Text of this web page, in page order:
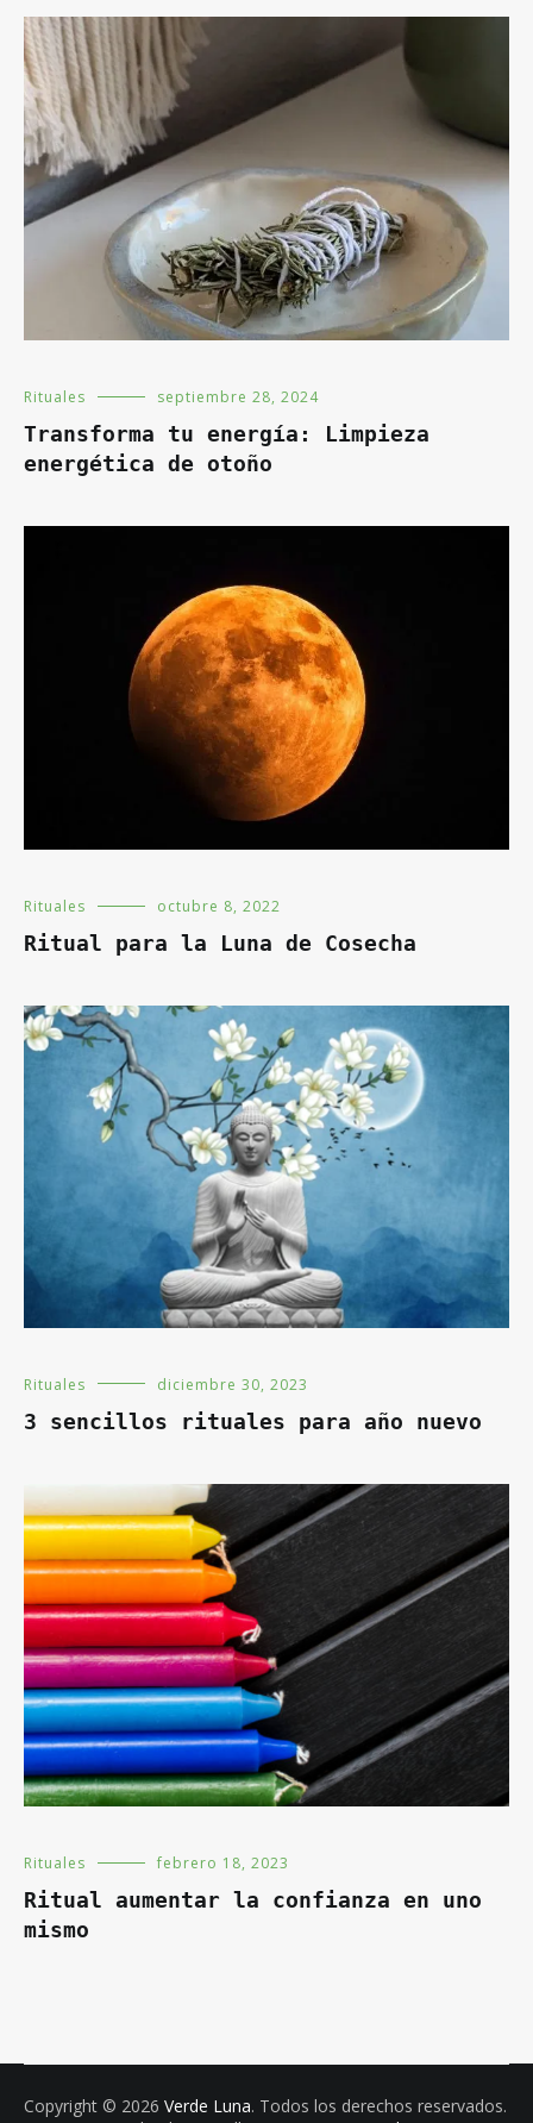
Rituales septiembre 28, 2024
Transforma tu energía: Limpieza
energética de otoño
Rituales octubre 8, 2022
Ritual para la Luna de Cosecha
Rituales diciembre 30, 2023
3 sencillos rituales para año nuevo
Rituales febrero 18, 2023
Ritual aumentar la confianza en uno
mismo
Copyright © 2026 Verde Luna. Todos los derechos reservados.